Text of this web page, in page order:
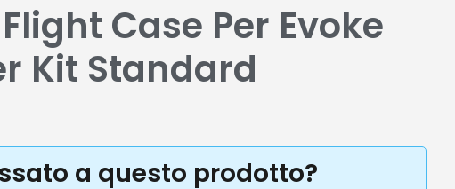
Case Per Evoke
Kit Standard
a questo prodotto?